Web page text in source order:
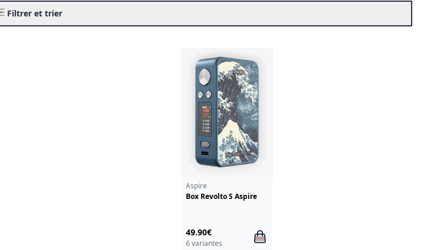
Filtrer et trier
Aspire
Box Revolto S Aspire
49.90€
6 variantes